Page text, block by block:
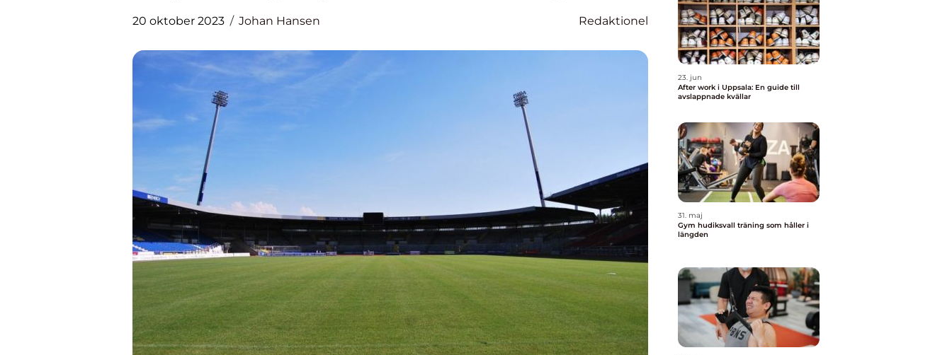
20 oktober 2023 Johan Hansen Redaktionel
23. jun
After work i Uppsala: En guide till
avslappnade kvällar
31. maj
Gym hudiksvall träning som håller i
längden